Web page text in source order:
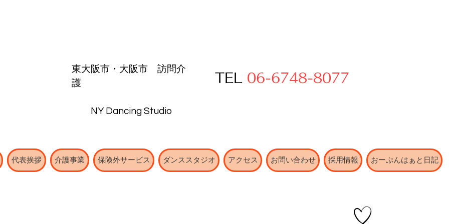
東大阪市・ 大阪市 ​訪問介
護
NY Dancing Studio
TEL 06-6748-8077
代表挨拶 介護事業 保険外サービス ダンススタジオ アクセス お問い合わせ 採用情報 おーぷんはぁと日記